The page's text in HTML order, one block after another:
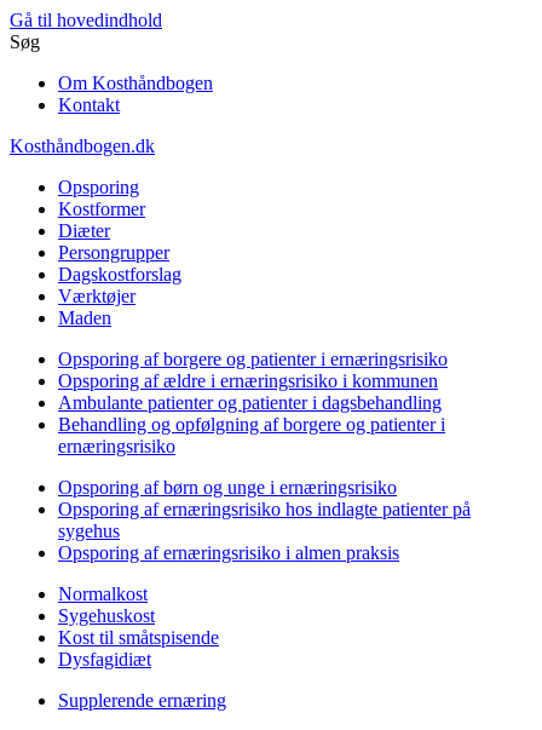
Gå til hovedindhold
Søg
Om Kosthåndbogen
Kontakt
Kosthåndbogen.dk
Opsporing
Kostformer
Diæter
Persongrupper
Dagskostforslag
Værktøjer
Maden
Opsporing af borgere og patienter i ernæringsrisiko
Opsporing af ældre i ernæringsrisiko i kommunen
Ambulante patienter og patienter i dagsbehandling
Behandling og opfølgning af borgere og patienter i
ernæringsrisiko
Opsporing af børn og unge i ernæringsrisiko
Opsporing af ernæringsrisiko hos indlagte patienter på
sygehus
Opsporing af ernæringsrisiko i almen praksis
Normalkost
Sygehuskost
Kost til småtspisende
Dysfagidiæt
Supplerende ernæring